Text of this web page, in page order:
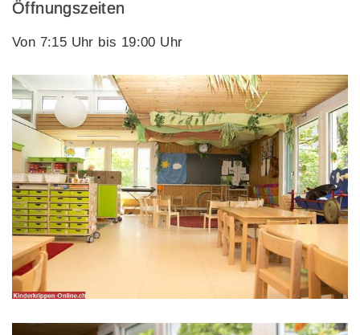
Öffnungszeiten
Von 7:15 Uhr bis 19:00 Uhr